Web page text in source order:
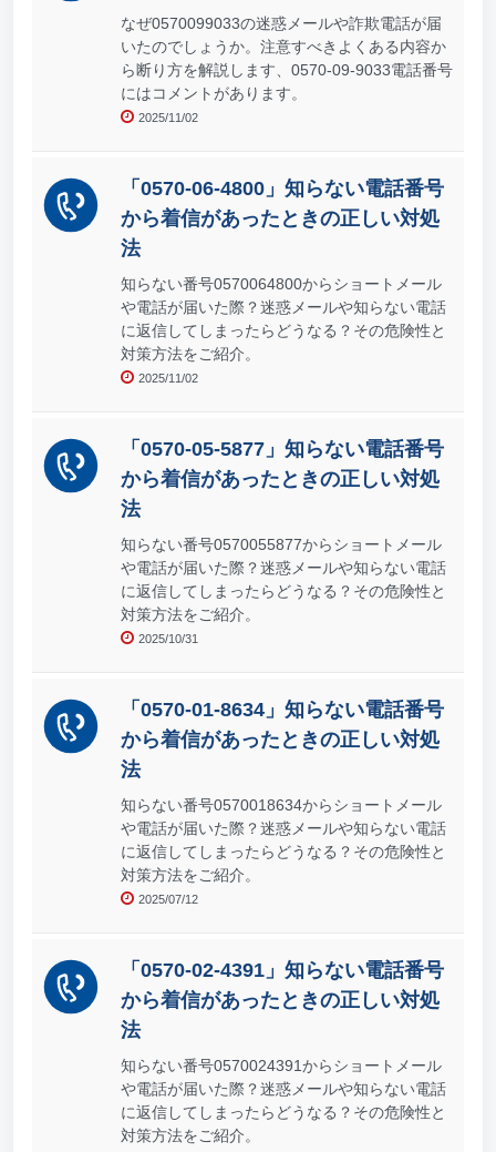
なぜ0570099033の迷惑メールや詐欺電話が届
いたのでしょうか。注意すべきよくある内容か
ら断り方を解説します、0570-09-9033電話番号
にはコメントがあります。
2025/11/02
「0570-06-4800」知らない電話番号
から着信があったときの正しい対処
法
知らない番号0570064800からショートメール
や電話が届いた際？迷惑メールや知らない電話
に返信してしまったらどうなる？その危険性と
対策方法をご紹介。
2025/11/02
「0570-05-5877」知らない電話番号
から着信があったときの正しい対処
法
知らない番号0570055877からショートメール
や電話が届いた際？迷惑メールや知らない電話
に返信してしまったらどうなる？その危険性と
対策方法をご紹介。
2025/10/31
「0570-01-8634」知らない電話番号
から着信があったときの正しい対処
法
知らない番号0570018634からショートメール
や電話が届いた際？迷惑メールや知らない電話
に返信してしまったらどうなる？その危険性と
対策方法をご紹介。
2025/07/12
「0570-02-4391」知らない電話番号
から着信があったときの正しい対処
法
知らない番号0570024391からショートメール
や電話が届いた際？迷惑メールや知らない電話
に返信してしまったらどうなる？その危険性と
対策方法をご紹介。